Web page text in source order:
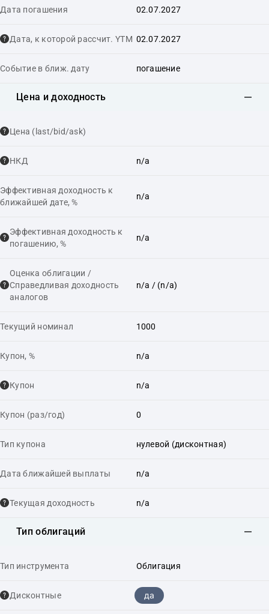
Дата погашения 02.07.2027
Дата, к которой рассчит. YTM 02.07.2027
Событие в ближ. дату погашение
Цена и доходность
Цена (last/bid/ask)
НКД n/a
Эффективная доходность к
ближайшей дате, %
n/a
Эффективная доходность к
погашению, %
n/a
Оценка облигации /
Справедливая доходность
аналогов
n/a / (n/a)
Текущий номинал 1000
Купон, % n/a
Купон n/a
Купон (раз/год) 0
Тип купона нулевой (дисконтная)
Дата ближайшей выплаты n/a
Текущая доходность n/a
Тип облигаций
Тип инструмента Облигация
Дисконтные да